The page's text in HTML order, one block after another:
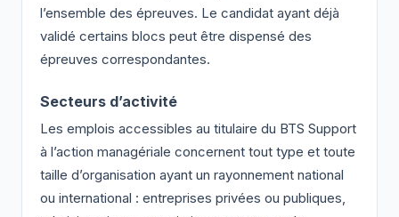
l’ensemble des épreuves. Le candidat ayant déjà
validé certains blocs peut être dispensé des
épreuves correspondantes.
Secteurs d’activité
Les emplois accessibles au titulaire du BTS Support
à l’action managériale concernent tout type et toute
taille d’organisation ayant un rayonnement national
ou international : entreprises privées ou publiques,